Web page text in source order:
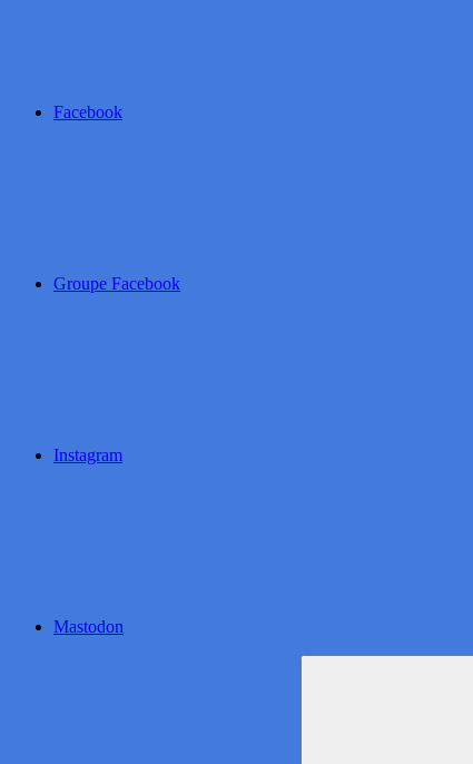
Facebook
Groupe Facebook
Instagram
Mastodon